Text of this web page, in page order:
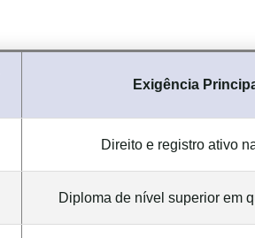
Exigência
Direito e registro ativo
Diploma de nível superior em